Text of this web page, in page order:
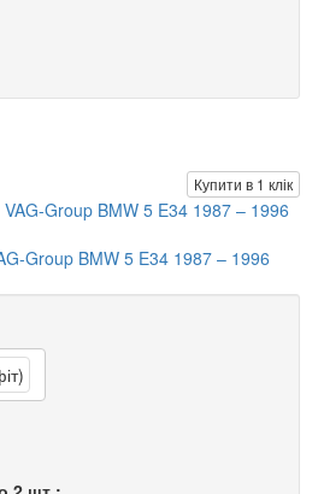
Купити в 1 клік
Group BMW 5 E34 1987 – 1996